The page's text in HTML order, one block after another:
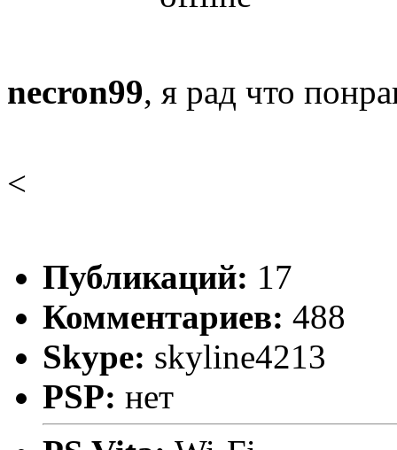
necron99, я рад что
<
Публикаций: 17
Комментариев: 488
Skype: skyline4213
PSP: нет